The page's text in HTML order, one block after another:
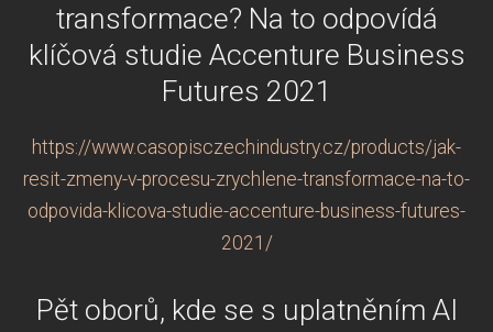
transformace? Na to odpovídá
klíčová studie Accenture Business
Futures 2021
https://www.casopisczechindustry.cz/products/jak-
resit-zmeny-v-procesu-zrychlene-transformace-na-to-
odpovida-klicova-studie-accenture-business-futures-
2021/
Pět oborů, kde se s uplatněním AI